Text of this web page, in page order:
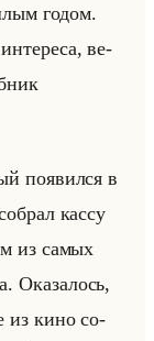
годом.
ве­
по­явил­ся в
кассу
из самых
Ока­за­лось,
из кино со­